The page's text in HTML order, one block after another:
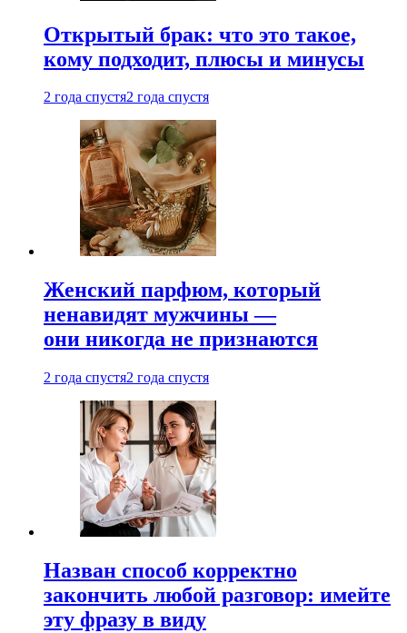
Открытый брак: что это такое,
кому подходит, плюсы и минусы
2 года спустя2 года спустя
Женский парфюм, который
ненавидят мужчины —
они никогда не признаются
2 года спустя2 года спустя
Назван способ корректно
закончить любой разговор: имейте
эту фразу в виду